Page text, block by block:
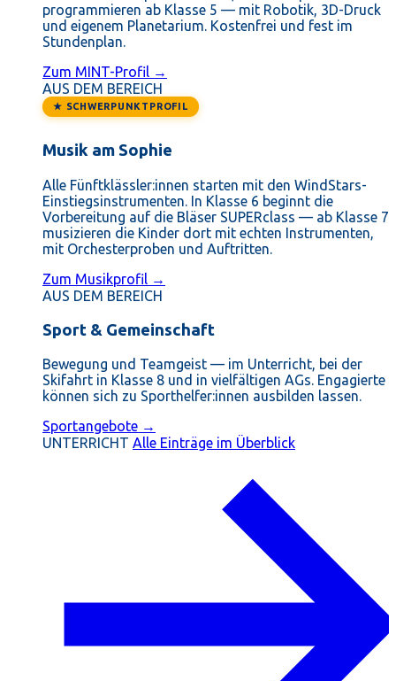
programmieren ab Klasse 5 — mit Robotik, 3D-Druck
und eigenem Planetarium. Kostenfrei und fest im
Stundenplan.
Zum MINT-Profil →
AUS DEM BEREICH
★ SCHWERPUNKTPROFIL
Musik am Sophie
Alle Fünftklässler:innen starten mit den WindStars-
Einstiegsinstrumenten. In Klasse 6 beginnt die
Vorbereitung auf die Bläser SUPERclass — ab Klasse 7
musizieren die Kinder dort mit echten Instrumenten,
mit Orchesterproben und Auftritten.
Zum Musikprofil →
AUS DEM BEREICH
Sport & Gemeinschaft
Bewegung und Teamgeist — im Unterricht, bei der
Skifahrt in Klasse 8 und in vielfältigen AGs. Engagierte
können sich zu Sporthelfer:innen ausbilden lassen.
Sportangebote →
UNTERRICHT Alle Einträge im Überblick